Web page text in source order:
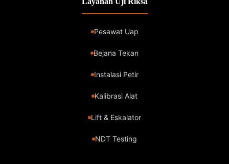
Pesawat Uap
Bejana Tekan
Instalasi Petir
Kalibrasi Alat
Lift & Eskalator
NDT Testing